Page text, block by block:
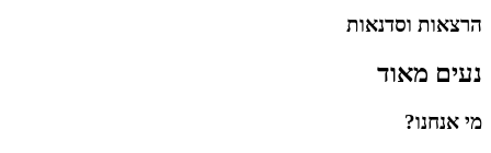
הרצאות וסדנאות
נעים מאוד
מי אנחנו?